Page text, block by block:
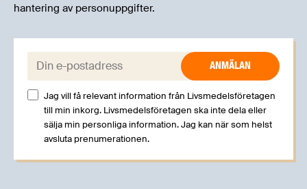
hantering av personuppgifter.
E-post:
Jag vill få relevant information från Livsmedelsföretagen
till min inkorg. Livsmedelsföretagen ska inte dela eller
sälja min personliga information. Jag kan när som helst
avsluta prenumerationen.